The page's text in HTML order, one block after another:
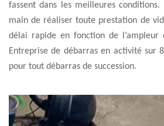
fassent dans les meilleures
main de réaliser toute prestation de
délai rapide en fonction de l’ampleur
Entreprise de débarras en activité sur
pour tout débarras de succession.